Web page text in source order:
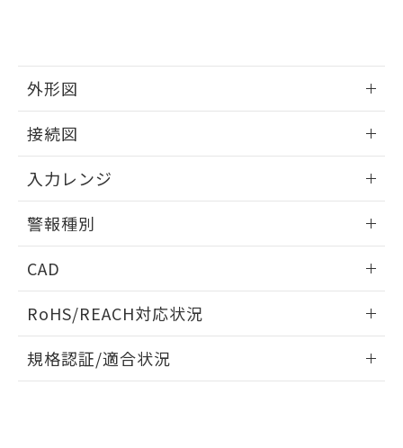
外形図
接続図
入力レンジ
警報種別
CAD
ドすることができます。
ログイン/会員登録
RoHS/REACH対応状況
EU RoHS 注意事項・凡例
規格認証/適合状況